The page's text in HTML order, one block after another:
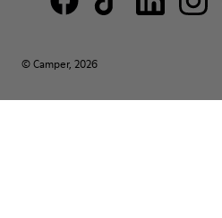
© Camper, 2026